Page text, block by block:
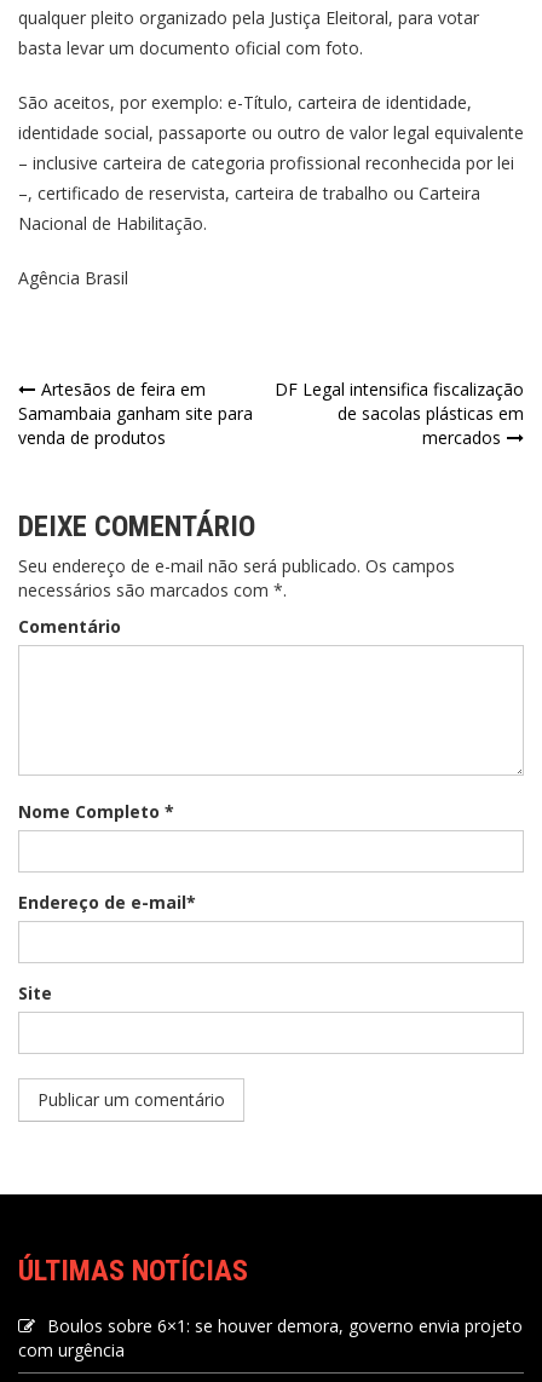
qualquer pleito organizado pela Justiça Eleitoral, para votar
basta levar um documento oficial com foto.
São aceitos, por exemplo: e-Título, carteira de identidade,
identidade social, passaporte ou outro de valor legal equivalente
– inclusive carteira de categoria profissional reconhecida por lei
–, certificado de reservista, carteira de trabalho ou Carteira
Nacional de Habilitação.
Agência Brasil
Artesãos de feira em
Samambaia ganham site para
venda de produtos
DF Legal intensifica fiscalização
de sacolas plásticas em
mercados
DEIXE COMENTÁRIO
Seu endereço de e-mail não será publicado. Os campos
necessários são marcados com *.
Comentário
Nome Completo *
Endereço de e-mail*
Site
ÚLTIMAS NOTÍCIAS
Boulos sobre 6×1: se houver demora, governo envia projeto
com urgência